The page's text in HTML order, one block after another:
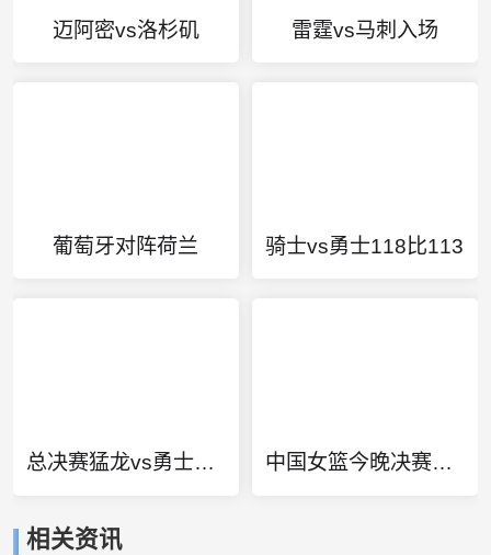
迈阿密vs洛杉矶 雷霆vs马刺入场
葡萄牙对阵荷兰 骑士vs勇士118比113
总决赛猛龙vs勇士录像 中国女篮今晚决赛直播回放
相关资讯